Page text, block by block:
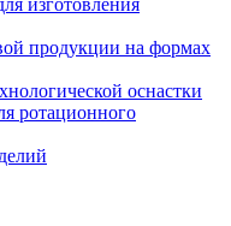
изготовления
продукции на формах
оснастки
ротационного